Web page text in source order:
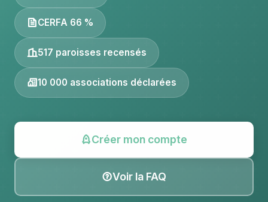
CERFA 66 %
517 paroisses recensés
10 000 associations déclarées
Créer mon compte
Voir la FAQ